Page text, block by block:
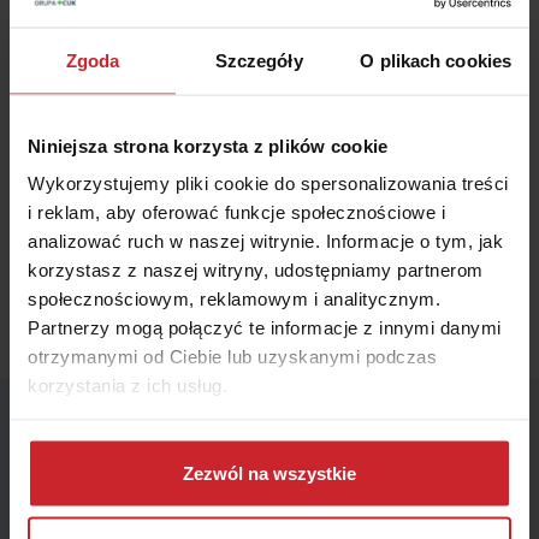
Zgoda Szczegóły O plikach cookies
Niniejsza strona korzysta z plików cookie
Wykorzystujemy pliki cookie do spersonalizowania treści
i reklam, aby oferować funkcje społecznościowe i
analizować ruch w naszej witrynie. Informacje o tym, jak
korzystasz z naszej witryny, udostępniamy partnerom
społecznościowym, reklamowym i analitycznym.
Partnerzy mogą połączyć te informacje z innymi danymi
otrzymanymi od Ciebie lub uzyskanymi podczas
korzystania z ich usług.
Dowiedz się więcej na temat tego, kim jesteśmy, jak
można się z nami skontaktować i w jaki sposób
przetwarzamy dane osobowe w ramachPolityki
Zezwól na wszystkie
Ubezpieczeń. Pytajcie ją o dowolne tematy dotyczące
ubezpieczeń, ale nie o to czy lepsze jest morze czy góry,
bo wiadomo, że morze!
Zobacz artykuły
Małgorzata Kudrewicz